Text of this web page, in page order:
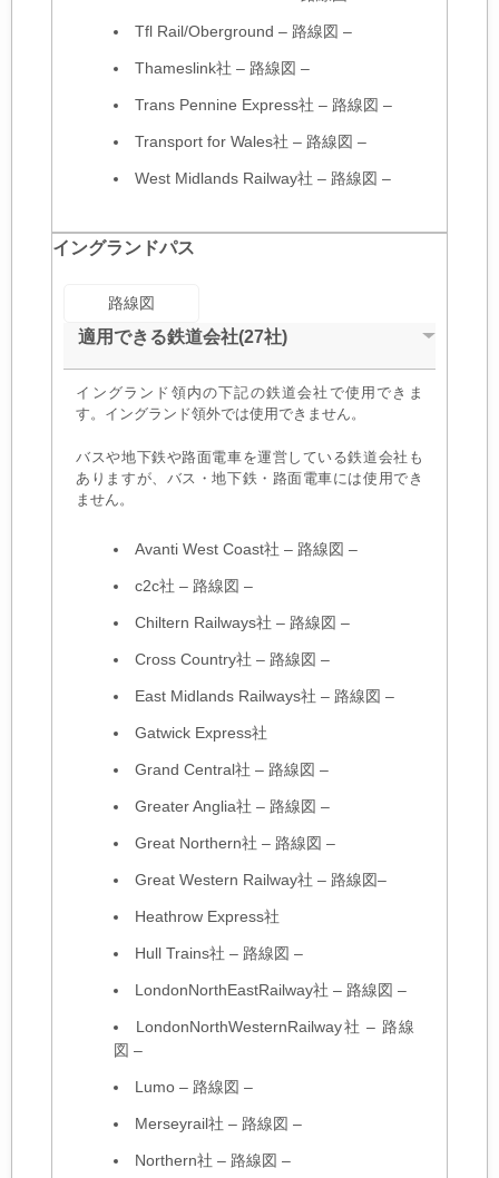
Tfl Rail/Oberground – 路線図 –
Thameslink社 – 路線図 –
Trans Pennine Express社 – 路線図 –
Transport for Wales社 – 路線図 –
West Midlands Railway社 – 路線図 –
イングランドパス
路線図
適用できる鉄道会社(27社)
イングランド領内の下記の鉄道会社で使用できま
す。イングランド領外では使用できません。
バスや地下鉄や路面電車を運営している鉄道会社も
ありますが、バス・地下鉄・路面電車には使用でき
ません。
Avanti West Coast社 – 路線図 –
c2c社 – 路線図 –
Chiltern Railways社 – 路線図 –
Cross Country社 – 路線図 –
East Midlands Railways社 – 路線図 –
Gatwick Express社
Grand Central社 – 路線図 –
Greater Anglia社 – 路線図 –
Great Northern社 – 路線図 –
Great Western Railway社 – 路線図–
Heathrow Express社
Hull Trains社 – 路線図 –
LondonNorthEastRailway社 – 路線図 –
LondonNorthWesternRailway社 – 路線
図 –
Lumo – 路線図 –
Merseyrail社 – 路線図 –
Northern社 – 路線図 –